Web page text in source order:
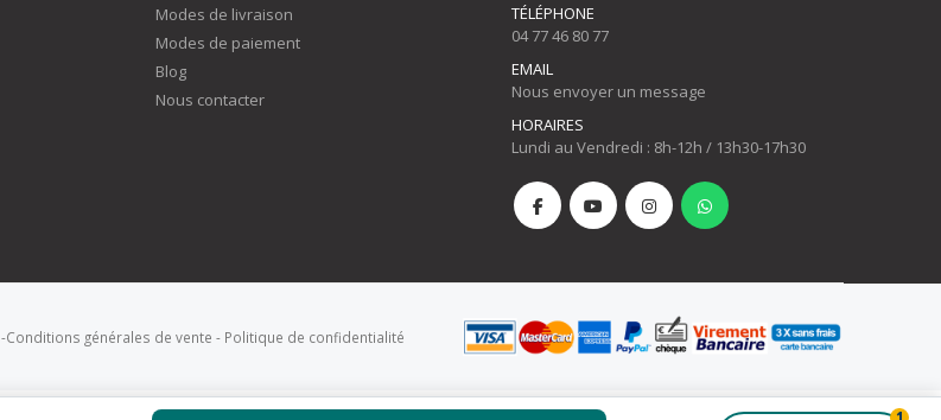
Modes de livraison
Modes de paiement
Blog
Nous contacter
TÉLÉPHONE
04 77 46 80 77
EMAIL
Nous envoyer un message
HORAIRES
Lundi au Vendredi : 8h-12h / 13h30-17h30
-Conditions générales de vente - Politique de confidentialité
1